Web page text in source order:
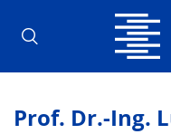
Prof. Dr.-Ing.